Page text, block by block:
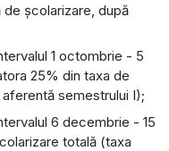
şcolarizare, după
1 octombrie - 5
25% din taxa de
semestrului I);
6 decembrie - 15
totală (taxa